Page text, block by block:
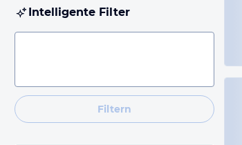
Intelligente Filter
Filtern